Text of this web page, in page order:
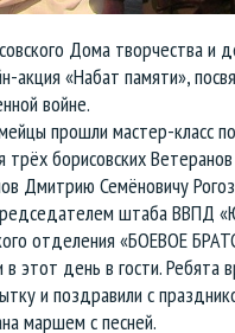
Дома творчества и
акция «Набат памяти»,
войне.
прошли мастер-класс
борисовских
Дмитрию Семёновичу
штаба ВВПД
отделения «БОЕВОЕ
этот день в гости. Ребята
и поздравили с
маршем с песней.